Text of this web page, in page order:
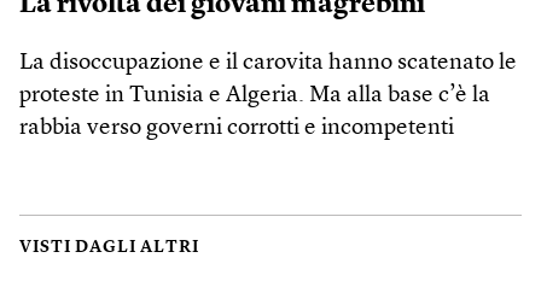
La disoccupazione e il carovita hanno scatenato le
proteste in Tunisia e Algeria. Ma alla base c’è la
rabbia verso governi corrotti e incompetenti
VISTI DAGLI ALTRI